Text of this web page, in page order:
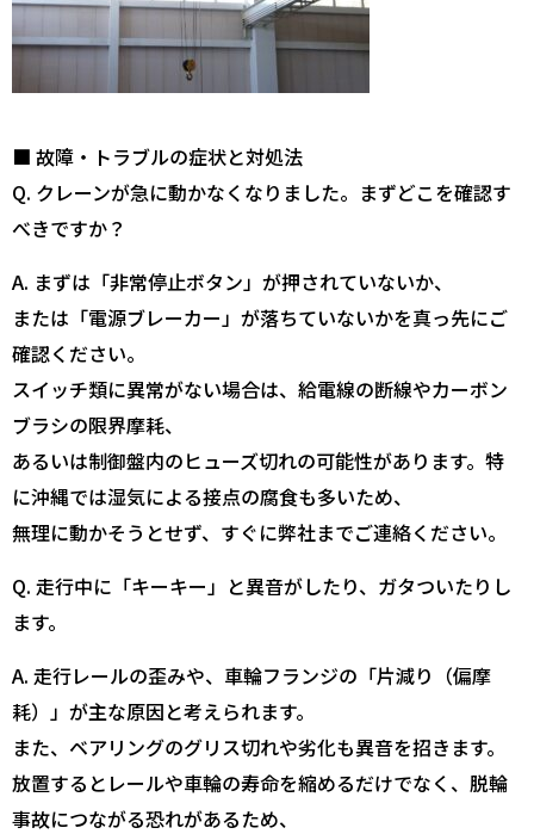
■ 故障・トラブルの症状と対処法
Q. クレーンが急に動かなくなりました。まずどこを確認す
べきですか？
A. まずは「非常停止ボタン」が押されていないか、
または「電源ブレーカー」が落ちていないかを真っ先にご
確認ください。
スイッチ類に異常がない場合は、給電線の断線やカーボン
ブラシの限界摩耗、
あるいは制御盤内のヒューズ切れの可能性があります。特
に沖縄では湿気による接点の腐食も多いため、
無理に動かそうとせず、すぐに弊社までご連絡ください。
Q. 走行中に「キーキー」と異音がしたり、ガタついたりし
ます。
A. 走行レールの歪みや、車輪フランジの「片減り（偏摩
耗）」が主な原因と考えられます。
また、ベアリングのグリス切れや劣化も異音を招きます。
放置するとレールや車輪の寿命を縮めるだけでなく、脱輪
事故につながる恐れがあるため、